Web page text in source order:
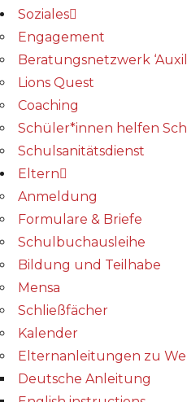
Soziales
Engagement
Beratungsnetzwerk
Lions Quest
Coaching
Schüler*innen helfen
Schulsanitätsdienst
Eltern
Anmeldung
Formulare & Briefe
Schulbuchausleihe
Bildung und Teilhabe
Mensa
Schließfächer
Kalender
Elternanleitungen zu
Deutsche Anleitung